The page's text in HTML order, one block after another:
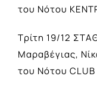
του Νότου
Τρίτη 19/12
Μαραβέγιας,
του Νότου CLUB